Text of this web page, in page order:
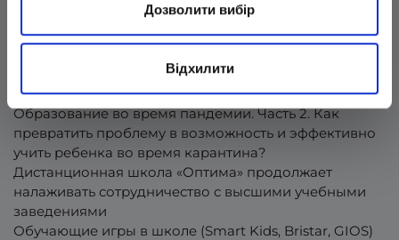
Дозволити вибір
Відхилити
традиционная школа?
Почему дети не хотят идти в школу: младшие классы
Образование во время пандемии. Часть 2. Как
превратить проблему в возможность и эффективно
учить ребенка во время карантина?
Дистанционная школа «Оптима» продолжает
налаживать сотрудничество с высшими учебными
заведениями
Обучающие игры в школе (Smart Kids, Bristar, GIOS)